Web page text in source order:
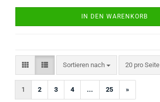
IN DEN WARENKORB
Sortieren nach
Sortieren nach 20 pro Seite
pro Seite
1 2 3 4 ... 25 »